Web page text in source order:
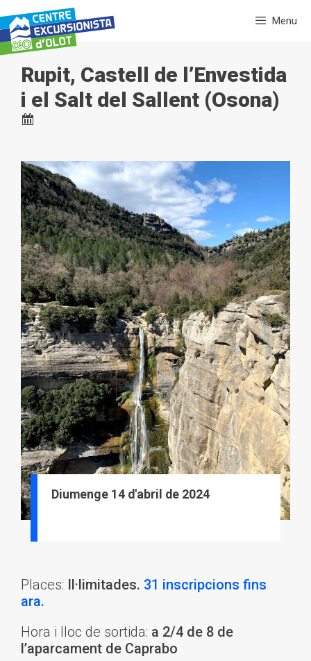
al
contingut
Menu
Rupit, Castell de l’Envestida
i el Salt del Sallent (Osona)
Diumenge 14 d'abril de 2024
Places: Il·limitades. 31 inscripcions fins
ara.
Hora i lloc de sortida: a 2/4 de 8 de
l’aparcament de Caprabo